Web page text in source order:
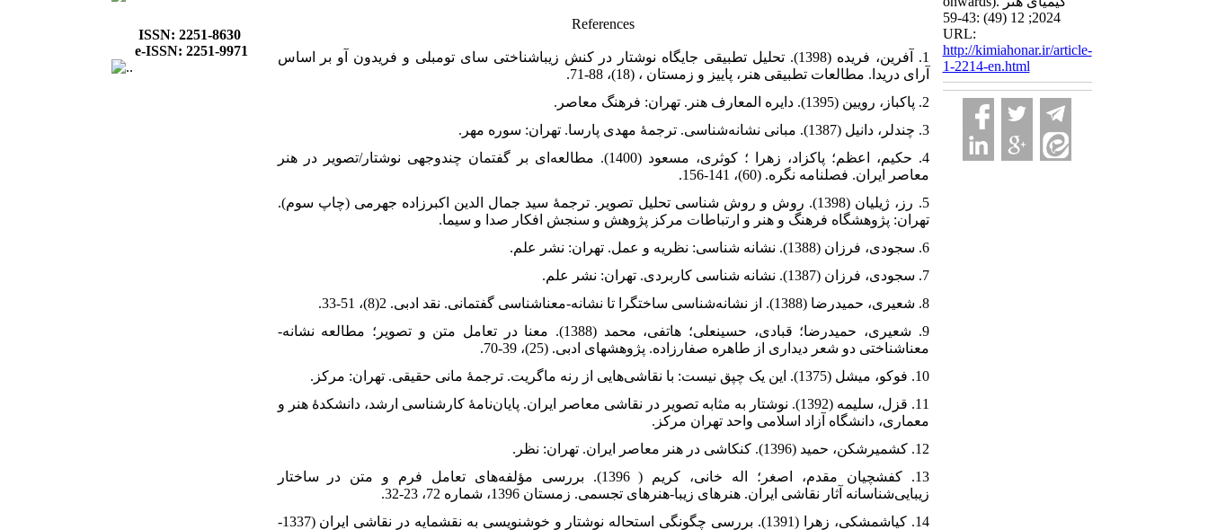
ISSN: 2251-8630
e-ISSN: 2251-9971
References
1. آفرین، فریده (1398). تحلیل تطبیقی جایگاه نوشتار در کنش زیباشناختی سای تومبلی و فریدون آو بر اساس
آرای دریدا. مطالعات تطبیقی هنر، پاییز و زمستان ، (18)، 88-71.
2. پاکباز، رویین (1395). دایره المعارف هنر. تهران: فرهنگ معاصر.
3. چندلر، دانیل (1387). مبانی نشانه‌‌‌‌‌شناسی. ترجمۀ مهدی پارسا. تهران: سوره مهر.
4. حکیم، اعظم؛ پاکزاد، زهرا ؛ کوثری، مسعود (1400). مطالعه‌‌‌‌‌ای بر گفتمان چندوجهی نوشتار/تصویر در هنر
معاصر ایران. فصلنامه نگره. (60)، 141-156.
5. رز، ژیلیان (1398). روش و روش شناسی تحلیل تصویر. ترجمۀ سید جمال الدین اکبرزاده جهرمی (چاپ سوم).
تهران: پژوهشگاه فرهنگ و هنر و ارتباطات مرکز پژوهش و سنجش افکار صدا و سیما.
6. سجودی، فرزان (1388). نشانه شناسی: نظریه و عمل. تهران: نشر علم.
7. سجودی، فرزان (1387). نشانه شناسی کاربردی. تهران: نشر علم.
8. شعیری، حمیدرضا (1388). از نشانه‌‌‌‌‌شناسی ساختگرا تا نشانه-معناشناسی گفتمانی. نقد ادبی. 2(8)، 51-33.
9. شعیری، حمیدرضا؛ قبادی، حسینعلی؛ هاتفی، محمد (1388). معنا در تعامل متن و تصویر؛ مطالعه نشانه-
معناشناختی دو شعر دیداری از طاهره صفارزاده. پژوهشهای ادبی. (25)، 39-70.
10. فوکو، میشل (1375). این یک چپق نیست: با نقاشی‌‌‌‌‌هایی از رنه ماگریت. ترجمۀ مانی حقیقی. تهران: مرکز.
11. قزل، سلیمه (1392). نوشتار به مثابه تصویر در نقاشی معاصر ایران. پایان‌‌‌‌‌نامۀ کارشناسی ارشد، دانشکدۀ هنر و
معماری، دانشگاه آزاد اسلامی واحد تهران مرکز.
12. کشمیرشکن، حمید (1396). کنکاشی در هنر معاصر ایران. تهران: نظر.
13. کفشچیان مقدم، اصغر؛ اله خانی، کریم ( 1396). بررسی مؤلفه‌‌‌‌‌های تعامل فرم و متن در ساختار
زیبایی‌‌‌‌‌شناسانه آثار نقاشی ایران. هنرهای زیبا-هنرهای تجسمی. زمستان 1396، شماره 72، 23-32.
14. کیاشمشکی، زهرا (1391). بررسی چگونگی استحاله نوشتار و خوشنویسی به نقشمایه در نقاشی ایران (1337-
2024; 12 (49) :43-59
URL:
http://kimiahonar.ir/article-
1-2214-en.html